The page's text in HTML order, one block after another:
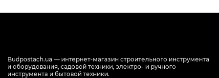
Budpostach.ua — интернет-магазин строительного инструмента
и оборудования, садовой техники, электро- и ручного
инструмента и бытовой техники.